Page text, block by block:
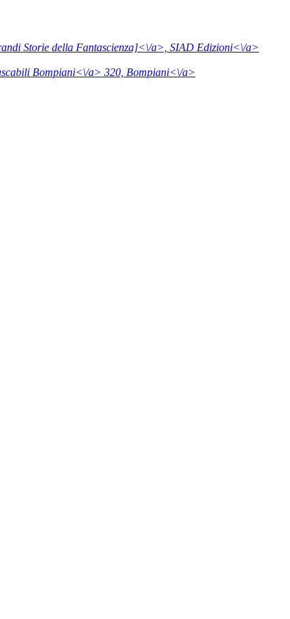
Storie della Fantascienza]<\/a>, SIAD Edizioni<\/a>
Bompiani<\/a> 320, Bompiani<\/a>